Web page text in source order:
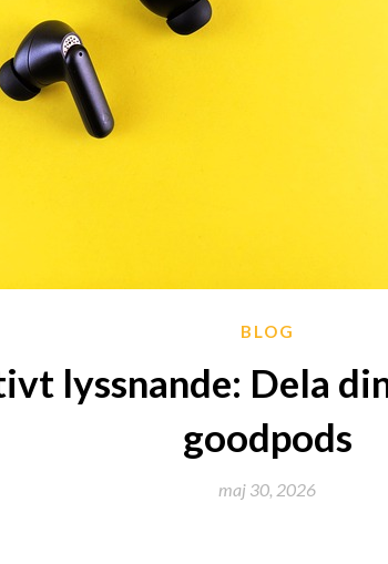
BLOG
lyssnande: Dela
goodpods
maj 30, 2026